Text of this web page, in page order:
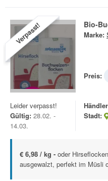
Verpasst! Bio-
Marke:
Preis:
Leider verpasst!
Gültig: 28.02. -
14.03.
Stadt:
€ 6,98 / kg - oder
ausgewalzt, perfekt im Müsli